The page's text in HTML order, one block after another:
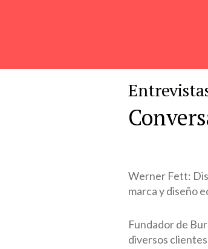
Werner Fett:
marca y diseño
Fundador de
diversos